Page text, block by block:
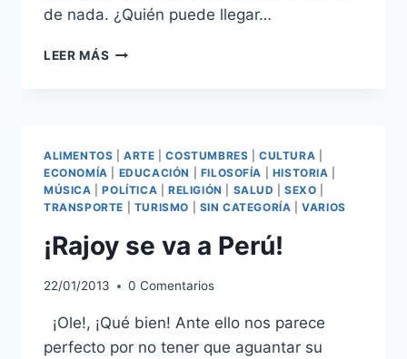
de nada. ¿Quién puede llegar…
LEER MÁS ALAN
VIVIR
ALIMENTOS |ARTE |COSTUMBRES |CULTURA
ECONOMÍA
EDUCACIÓN FILOSOFÍA HISTORIA
MÚSICA
|POLÍTICA RELIGIÓN SALUD |SEXO
TRANSPORTE
TURISMO SIN CATEGORÍA |VARIOS
¡Rajoy se va a Perú!
22/01/2013 0 Comentarios
¡Ole!, ¡Qué bien! Ante ello nos parece
perfecto por no tener que aguantar su